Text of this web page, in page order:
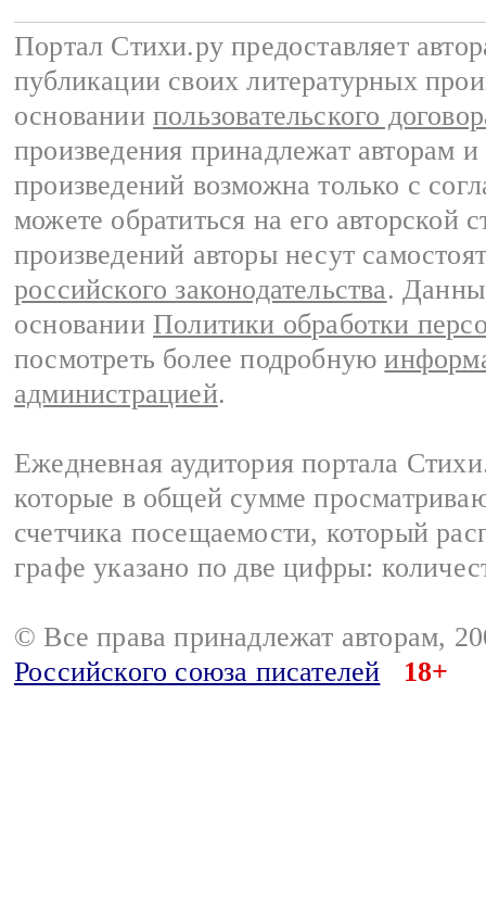
Портал Стихи.ру предоставляет
публикации своих литературных
основании пользовательского
произведения принадлежат авторам
произведений возможна только с
можете обратиться на его авторской
произведений авторы несут
российского законодательства.
основании Политики обработки
посмотреть более подробную
администрацией.
Ежедневная аудитория портала
которые в общей сумме
счетчика посещаемости, который
графе указано по две цифры:
© Все права принадлежат авторам,
Российского союза писателей
18+